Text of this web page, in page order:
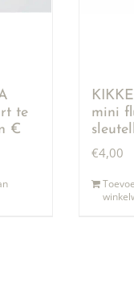
te
€
mini
€4,00